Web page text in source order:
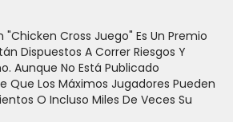
"Chicken Cross Juego" Es Un Premio
Dispuestos A Correr Riesgos Y
Aunque No Está Publicado
Que Los Máximos Jugadores Pueden
O Incluso Miles De Veces Su